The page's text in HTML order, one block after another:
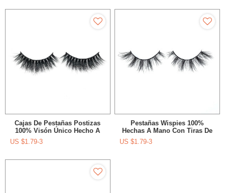
Cajas De Pestañas Postizas
100% Visón Único Hecho A
Mano Con Espejo
US $1.79-3
Pestañas Wispies 100%
Hechas A Mano Con Tiras De
Etiqueta Privada Con La
Herramienta Rizador De
US $1.79-3